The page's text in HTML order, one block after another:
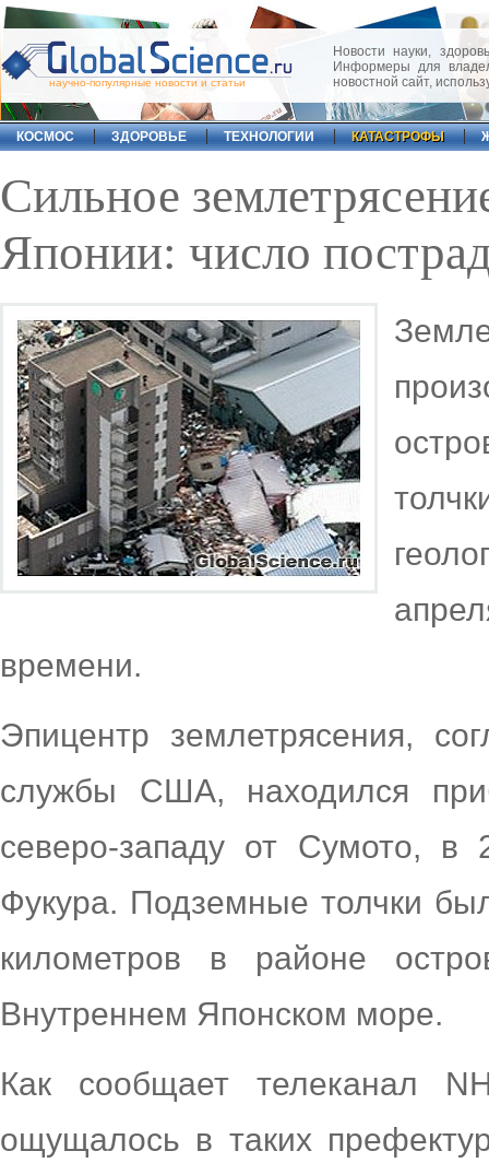
научно-популярные новости и статьи
Новости науки,
Информеры для
новостной сайт,
КОСМОС ЗДОРОВЬЕ ТЕХНОЛОГИИ КАТАСТРОФЫ
Сильное
Японии: число
времени.
Эпицентр землетрясения,
службы США, находился
северо-западу от Сумото, в
Фукура. Подземные толчки
километров в районе
Внутреннем Японском море.
Как сообщает телеканал
ощущалось в таких